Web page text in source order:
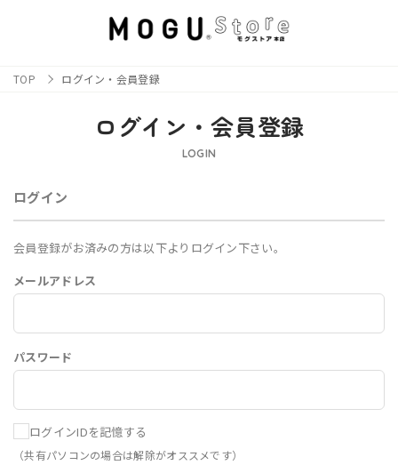
TOP ログイン・会員登録
ログイン・会員登録
LOGIN
ログイン
会員登録がお済みの方は以下よりログイン下さい。
メールアドレス
パスワード
ログインIDを記憶する
（共有パソコンの場合は解除がオススメです）